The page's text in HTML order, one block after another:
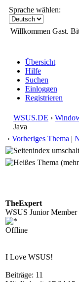
Sprache wählen:
Willkommen Gast.
Übersicht
Hilfe
Suchen
Einloggen
Registrieren
WSUS.DE ›
Java
‹ Vorheriges Thema |
TheExpert
WSUS Junior Member
Offline
I Love WSUS!
Beiträge: 11